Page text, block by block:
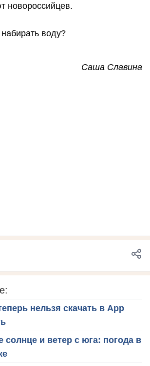
новороссийцев.
воду?
Саша Славина
нельзя скачать в App
солнце и ветер с юга: погода в